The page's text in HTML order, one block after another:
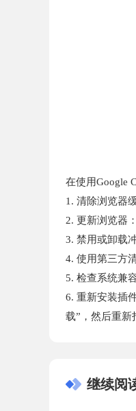
在使用Google
1. 清除浏览器
2. 更新浏览器
3. 禁用或卸载
4. 使用第三方
5. 检查系统兼
6. 重新安装插
载”，然后重新
继续阅